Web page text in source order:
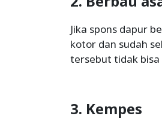
Jika spons dapur
kotor dan sudah
tersebut tidak bisa
3. Kempes